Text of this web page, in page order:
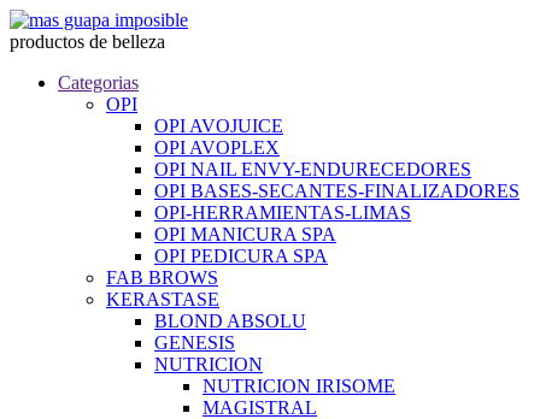
productos de belleza
Categorias
OPI
OPI AVOJUICE
OPI AVOPLEX
OPI NAIL ENVY-ENDURECEDORES
OPI BASES-SECANTES-FINALIZADORES
OPI-HERRAMIENTAS-LIMAS
OPI MANICURA SPA
OPI PEDICURA SPA
FAB BROWS
KERASTASE
BLOND ABSOLU
GENESIS
NUTRICION
NUTRICION IRISOME
MAGISTRAL